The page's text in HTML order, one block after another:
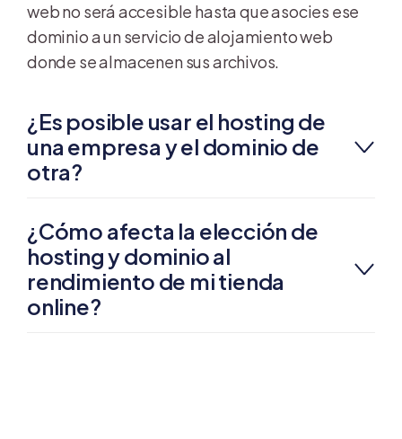
web no será accesible hasta que asocies ese
dominio a un servicio de alojamiento web
donde se almacenen sus archivos.
¿Es posible usar el hosting de
una empresa y el dominio de
otra?
¿Cómo afecta la elección de
hosting y dominio al
rendimiento de mi tienda
online?